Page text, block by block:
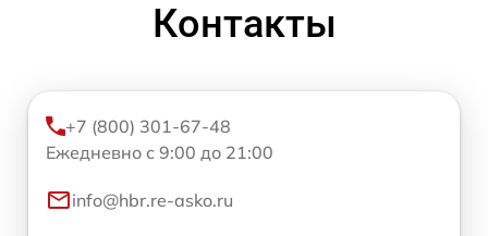
Контакты
+7 (800) 301-67-48
Ежедневно с 9:00 до 21:00
info@hbr.re-asko.ru